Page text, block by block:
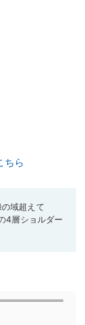
ちら
域超えて
4層ショルダー